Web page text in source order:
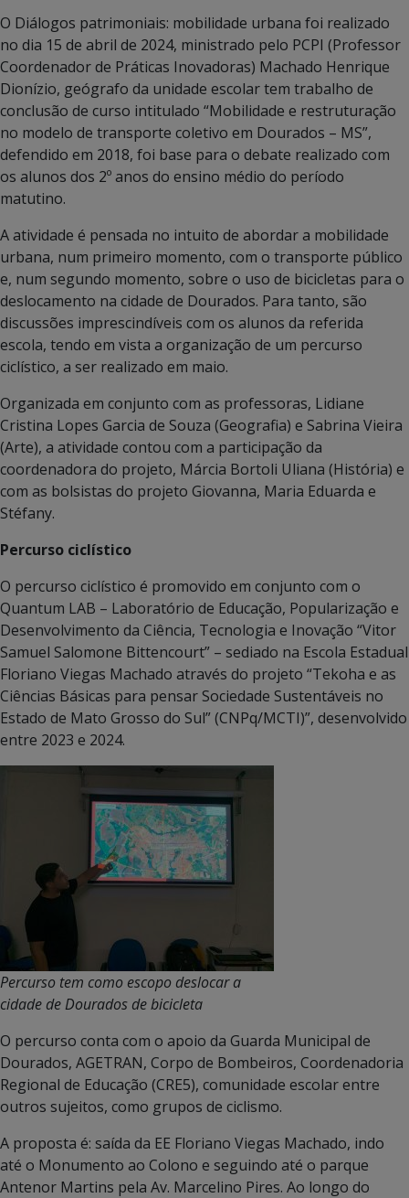
O Diálogos patrimoniais: mobilidade urbana foi realizado
no dia 15 de abril de 2024, ministrado pelo PCPI (Professor
Coordenador de Práticas Inovadoras) Machado Henrique
Dionízio, geógrafo da unidade escolar tem trabalho de
conclusão de curso intitulado “Mobilidade e restruturação
no modelo de transporte coletivo em Dourados – MS”,
defendido em 2018, foi base para o debate realizado com
os alunos dos 2º anos do ensino médio do período
matutino.
A atividade é pensada no intuito de abordar a mobilidade
urbana, num primeiro momento, com o transporte público
e, num segundo momento, sobre o uso de bicicletas para o
deslocamento na cidade de Dourados. Para tanto, são
discussões imprescindíveis com os alunos da referida
escola, tendo em vista a organização de um percurso
ciclístico, a ser realizado em maio.
Organizada em conjunto com as professoras, Lidiane
Cristina Lopes Garcia de Souza (Geografia) e Sabrina Vieira
(Arte), a atividade contou com a participação da
coordenadora do projeto, Márcia Bortoli Uliana (História) e
com as bolsistas do projeto Giovanna, Maria Eduarda e
Stéfany.
Percurso ciclístico
O percurso ciclístico é promovido em conjunto com o
Quantum LAB – Laboratório de Educação, Popularização e
Desenvolvimento da Ciência, Tecnologia e Inovação “Vitor
Samuel Salomone Bittencourt” – sediado na Escola Estadual
Floriano Viegas Machado através do projeto “Tekoha e as
Ciências Básicas para pensar Sociedade Sustentáveis no
Estado de Mato Grosso do Sul” (CNPq/MCTI)”, desenvolvido
entre 2023 e 2024.
Percurso tem como escopo deslocar a
cidade de Dourados de bicicleta
O percurso conta com o apoio da Guarda Municipal de
Dourados, AGETRAN, Corpo de Bombeiros, Coordenadoria
Regional de Educação (CRE5), comunidade escolar entre
outros sujeitos, como grupos de ciclismo.
A proposta é: saída da EE Floriano Viegas Machado, indo
até o Monumento ao Colono e seguindo até o parque
Antenor Martins pela Av. Marcelino Pires. Ao longo do